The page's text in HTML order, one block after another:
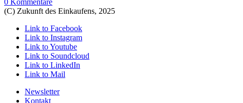
(C) Zukunft des Einkaufens, 2025
Link to Facebook
Link to Instagram
Link to Youtube
Link to Soundcloud
Link to LinkedIn
Link to Mail
Newsletter
Kontakt